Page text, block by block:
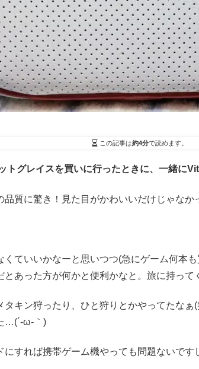
この記事は約4分で読めます。
トグレイスを買いに行ったときに、一緒に
品質に驚き！見た目がかわいいだけじゃな
くていいかなーと思いつつ(急にゲーム何本
とあった方が何かと便利かなと。旅に持って
タキン狩ったり、ひと狩りとかやってたなぁ
…(´-ω-｀)
にすれば携帯ゲーム機やっても問題ないです